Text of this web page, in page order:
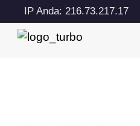
IP Anda: 216.73.217.17